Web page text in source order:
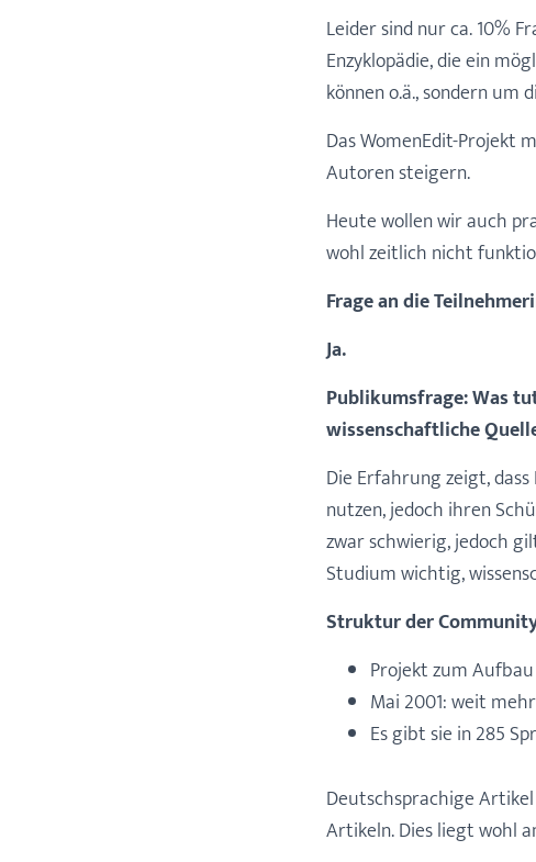
Leider sind nur ca. 10%
Enzyklopädie, die ein
können o.ä., sondern um
Das WomenEdit-Projekt
Autoren steigern.
Heute wollen wir auch
wohl zeitlich nicht
Frage an die
Ja.
Publikumsfrage: Was
wissenschaftliche
Die Erfahrung zeigt,
nutzen, jedoch ihren
zwar schwierig, jedoch
Studium wichtig,
Struktur der
Projekt zum
Mai 2001: weit
Es gibt sie in 285
Deutschsprachige
Artikeln. Dies liegt wohl